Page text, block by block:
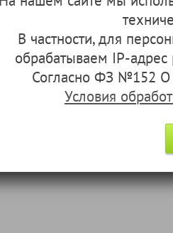
В частности, для
обрабатываем IP-
Согласно ФЗ №152 О
Условия